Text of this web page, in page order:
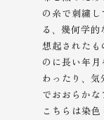
の糸で刺繍し
る、幾何学的
想起されたも
のに長い年月
わったり、気
でおおらかな
こちらは染